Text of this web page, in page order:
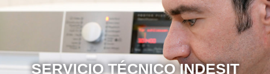
SERVICIO TÉCNICO INDESIT